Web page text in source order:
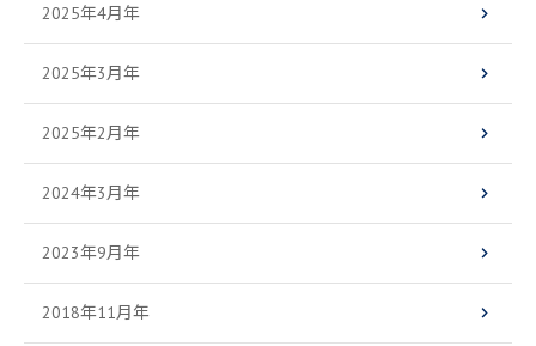
2025年4月年
2025年3月年
2025年2月年
2024年3月年
2023年9月年
2018年11月年